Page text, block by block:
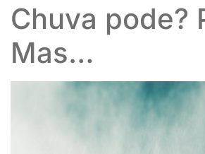
Chuva pode?
Mas…